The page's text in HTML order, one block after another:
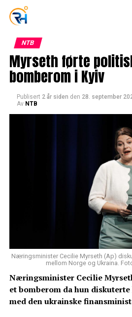
NTB
Myrseth førte
bomberom i Kyiv
Publisert 2 år siden den 28. september
Av NTB
Næringsminister Cecilie Myrseth (Ap)
mellom Norge og Ukraina.
Næringsminister Cecilie
et bomberom da hun
med den ukrainske